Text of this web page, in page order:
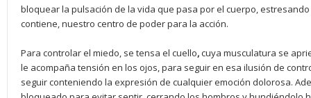
bloquear la pulsación de la vida que pasa por el cuerpo,
contiene, nuestro centro de poder para la acción.
Para controlar el miedo, se tensa el cuello,cuya musculatura se
le acompaña tensión en los ojos, para seguir en esa ilusión de
seguir conteniendo la expresión de cualquier emoción dolorosa.